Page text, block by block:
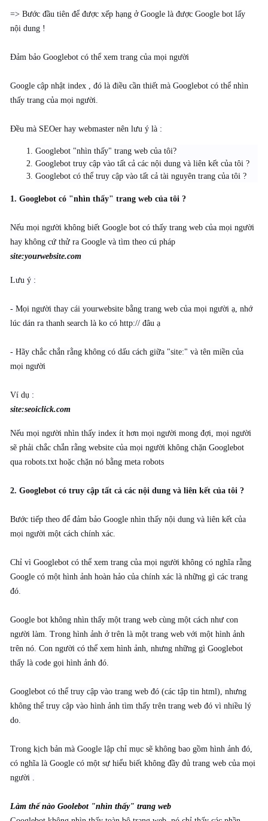
=> Bước đầu tiên để được xếp hạng ở Google là được Google bot lấy
nội dung !
Đảm bảo Googlebot có thể xem trang của mọi người
Google cập nhật index , đó là điều cần thiết mà Googlebot có thể nhìn
thấy trang của mọi người.
Đều mà SEOer hay webmaster nên lưu ý là :
Googlebot "nhìn thấy" trang web của tôi?
Googlebot truy cập vào tất cả các nội dung và liên kết của tôi ?
Googlebot có thể truy cập vào tất cả tài nguyên trang của tôi ?
1. Googlebot có "nhìn thấy" trang web của tôi ?
Nếu mọi người không biết Google bot có thấy trang web của mọi người
hay không cứ thử ra Google và tìm theo cú pháp
site:yourwebsite.com
Lưu ý :
- Mọi người thay cái yourwebsite bằng trang web của mọi người ạ, nhớ
lúc dán ra thanh search là ko có http:// đâu ạ
- Hãy chắc chắn rằng không có dấu cách giữa "site:" và tên miền của
mọi người
Ví dụ :
site:seoiclick.com
Nếu mọi người nhìn thấy index ít hơn mọi người mong đợi, mọi người
sẽ phải chắc chắn rằng website của mọi người không chặn Googlebot
qua robots.txt hoặc chặn nó bằng meta robots
2. Googlebot có truy cập tất cả các nội dung và liên kết của tôi ?
Bước tiếp theo để đảm bảo Google nhìn thấy nội dung và liên kết của
mọi người một cách chính xác.
Chỉ vì Googlebot có thể xem trang của mọi người không có nghĩa rằng
Google có một hình ảnh hoàn hảo của chính xác là những gì các trang
đó.
Google bot không nhìn thấy một trang web cùng một cách như con
người làm. Trong hình ảnh ở trên là một trang web với một hình ảnh
trên nó. Con người có thể xem hình ảnh, nhưng những gì Googlebot
thấy là code gọi hình ảnh đó.
Googlebot có thể truy cập vào trang web đó (các tập tin html), nhưng
không thể truy cập vào hình ảnh tìm thấy trên trang web đó vì nhiều lý
do.
Trong kịch bản mà Google lập chỉ mục sẽ không bao gồm hình ảnh đó,
có nghĩa là Google có một sự hiểu biết không đầy đủ trang web của mọi
người .
Làm thế nào Goolebot "nhìn thấy" trang web